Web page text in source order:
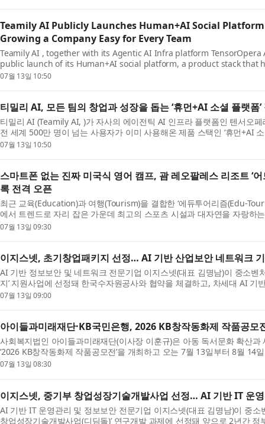
Teamily AI Publicly Launches Human+AI Social
Growing a Company Easy for Every Team
Teamily AI , together with its Agentic AI Infra platform TensorOpera
public launch of its Human+AI social platform, a product stack that
million users around the world. Starting today in Palo...
07월 13일 10:50
티밀리 AI, 모든 팀의 창업과 성장을 돕는 ‘휴먼+AI 소셜 플랫폼
티밀리 AI (Teamily AI, )가 자사의 에이전틱 AI 인프라 플랫폼인 텐서오
전 세계 500만 명이 넘는 사용자가 이미 사용해온 제품 스택인 ‘휴먼+AI
Platform)’을 정식 출시했다고 발표했다. 캘리포니아...
07월 13일 10:50
스마트폰 없는 진짜 미국식 영어 캠프, 괌 레오팔레스 리조트 ‘
록 전격 오픈
최근 교육(Education)과 여행(Tourism)을 결합한 ‘에듀투어리즘(Edu-
에서 트렌드로 자리 잡은 가운데 최고의 스포츠 시설과 대자연을 자랑하
(LeoPalace Resort Guam)에서 운영하는 프리미엄 액티브 데이 ...
07월 13일 09:30
이지스넷, 초기창업패키지 선정… AI 기반 산업보안 네트워크
AI 기반 정보보안 및 네트워크 전문기업 이지스넷(대표 김명남)이 중소벤
지’ 지원사업에 선정돼 한국수자원공사와 협약을 체결하고, 차세대 AI 기
고 밝혔다. 초기창업패키지는 우수한 기술과 성장 ...
07월 13일 09:00
아이들과미래재단·KB국민은행, 2026 KB창작동화제 작품공모
사회복지법인 아이들과미래재단(이사장 이훈규)은 아동 독서문화 확산
‘2026 KB창작동화제 작품공모전’을 개최하고 오는 7월 13일부터 8월 14
이번 공모전은 KB국민은행 후원과 사회복지공동모금회 ...
07월 13일 08:30
이지스넷, 중기부 창업성장기술개발사업 선정… AI 기반 IT 운
AI 기반 IT 운영관리 및 정보보안 전문기업 이지스넷(대표 김명남)이 중소
창업성장기술개발사업(디딤돌)’ 연구개발 과제에 선정돼 앞으로 2년간